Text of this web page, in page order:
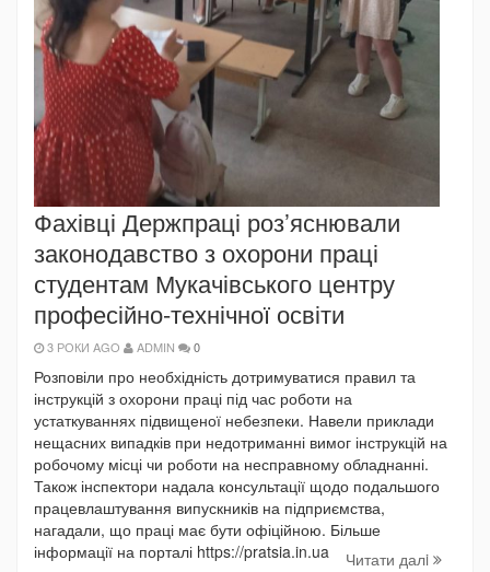
Фахівці Держпраці роз’яснювали
законодавство з охорони праці
студентам Мукачівського центру
професійно-технічної освіти
3 РОКИ AGO ADMIN 0
Розповіли про необхідність дотримуватися правил та
інструкцій з охорони праці під час роботи на
устаткуваннях підвищеної небезпеки. Навели приклади
нещасних випадків при недотриманні вимог інструкцій на
робочому місці чи роботи на несправному обладнанні.
Також інспектори надала консультації щодо подальшого
працевлаштування випускників на підприємства,
нагадали, що праці має бути офіційною. Більше
інформації на порталі https://pratsia.in.ua
Читати далi